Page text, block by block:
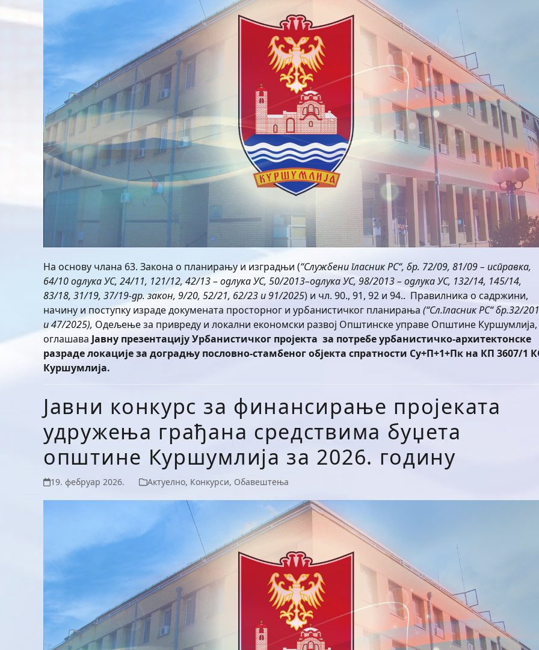
На основу члана 63. Закона о планирању и изградњи (“Службени гласник РС“, бр. 72/09, 81/09 – исправка,
64/10 одлука УС, 24/11, 121/12, 42/13 – одлука УС, 50/2013–одлука УС, 98/2013 – одлука УС, 132/14, 145/14,
83/18, 31/19, 37/19-др.закон, 9/20, 52/21, 62/23и 91/2025) и чл. 90., 91, 92 и 94.. Правилника о садржини,
начину и поступку израде докумената просторног и урбанистичког планирања (“Сл.гласник РС“ бр.32/201
и 47/2025), Одељење за привреду и локални економски развој Општинске управе Општине Куршумлија,
оглашава Јавну презентацијуУрбанистичког пројекта за потребе урбанистичко-архитектонске
разраде локације за доградњу пословно-стамбеног објекта спратности Су+П+1+Пк на КП 3607/1
Куршумлија.
Јавни конкурс за финансирање пројеката
удружења грађана средствима буџета
општине Куршумлија за 2026. годину
19. фебруар 2026. Актуелно, Конкурси, Обавештења